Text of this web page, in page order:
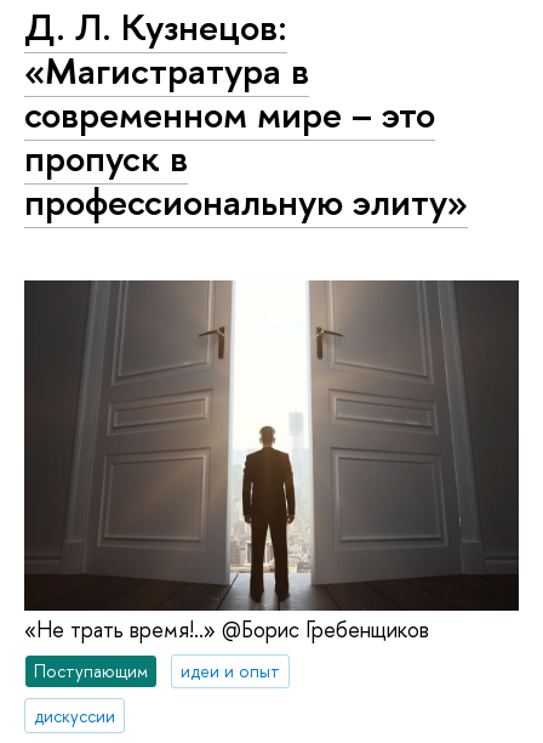
Д. Л. Кузнецов:
«Магистратура в
современном мире – это
пропуск в
профессиональную элиту»
«Не трать время!..» @Борис Гребенщиков
Поступающим
идеи и опыт
дискуссии